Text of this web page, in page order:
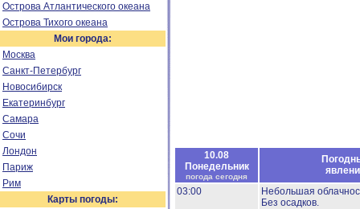
Острова Атлантического океана
Острова Тихого океана
Мои города:
Москва
Санкт-Петербург
Новосибирск
Екатеринбург
Самара
Сочи
Лондон
Париж
Рим
Карты погоды:
10.08
Понедельник
погода сегодня
03:00
Небольшая
Без осадков.